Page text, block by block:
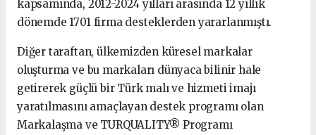
kapsamında, 2012-2024 yılları arasında 12 yıllık
dönemde 1701 firma desteklerden yararlanmıştı.
Diğer taraftan, ülkemizden küresel markalar
oluşturma ve bu markaları dünyaca bilinir hale
getirerek güçlü bir Türk malı ve hizmeti imajı
yaratılmasını amaçlayan destek programı olan
Markalaşma ve TURQUALITY® Programı